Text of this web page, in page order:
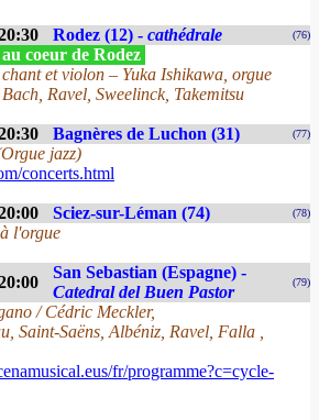
Rodez (12) - cathédrale (76)
coeur de Rodez
et violon – Yuka Ishikawa, orgue
Ravel, Sweelinck, Takemitsu
Bagnères de Luchon (31) (77)
jazz)
concerts.html
Sciez-sur-Léman (74) (78)
l'orgue
San Sebastian (Espagne) -
Catedral del Buen Pastor
(79)
/ Cédric Meckler,
Saint-Saëns, Albéniz, Ravel, Falla ,
fr/programme?c=cycle-